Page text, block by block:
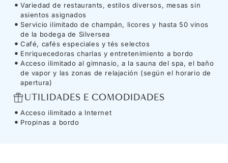
Variedad de restaurants, estilos diversos, mesas sin
asientos asignados
Servicio ilimitado de champán, licores y hasta 50 vinos
de la bodega de Silversea
Café, cafés especiales y tés selectos
Enriquecedoras charlas y entretenimiento a bordo
Acceso ilimitado al gimnasio, a la sauna del spa, el baño
de vapor y las zonas de relajación (según el horario de
apertura)
UTILIDADES E COMODIDADES
Acceso ilimitado a Internet
Propinas a bordo